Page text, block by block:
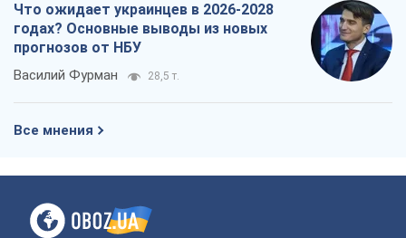
Что ожидает украинцев в 2026-2028
годах? Основные выводы из новых
прогнозов от НБУ
Василий Фурман 28,5 т.
Все мнения